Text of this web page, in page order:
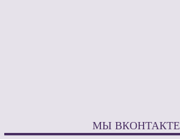
МЫ ВКОНТАКТЕ